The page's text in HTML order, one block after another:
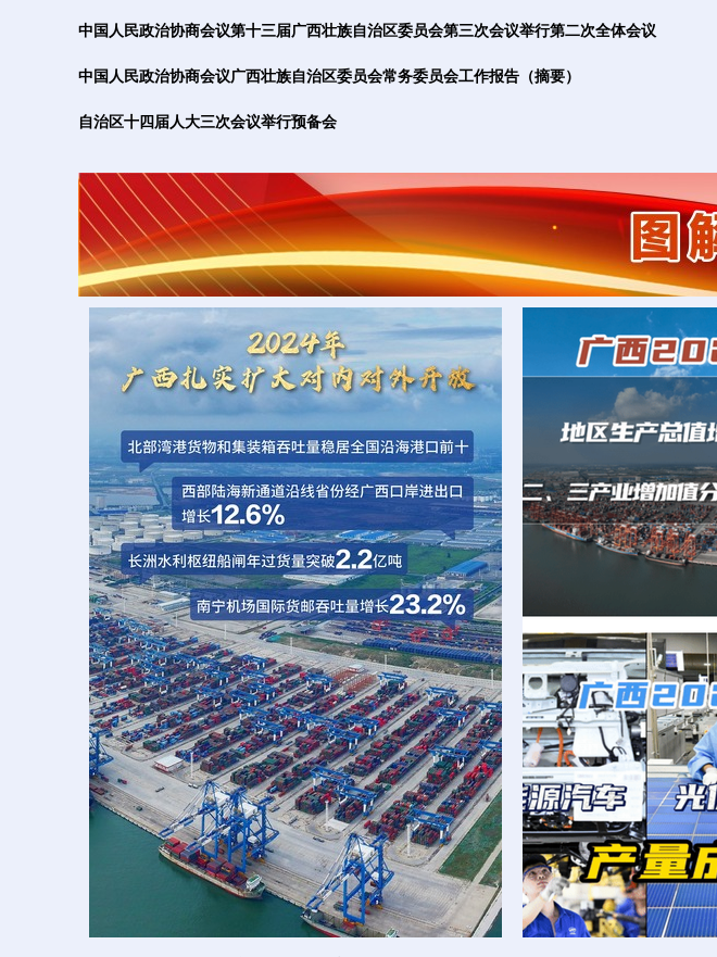
中国人民政治协商会议第十三届广西壮族自治区委员会第三次会议举行第二次全体会议
中国人民政治协商会议广西壮族自治区委员会常务委员会工作报告（摘要）
自治区十四届人大三次会议举行预备会